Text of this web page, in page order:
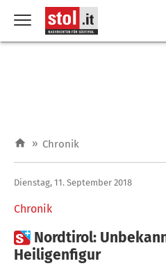
» Chronik
Chronik
Dienstag, 11. September 2018
 Nordtirol:
Heiligenfigur